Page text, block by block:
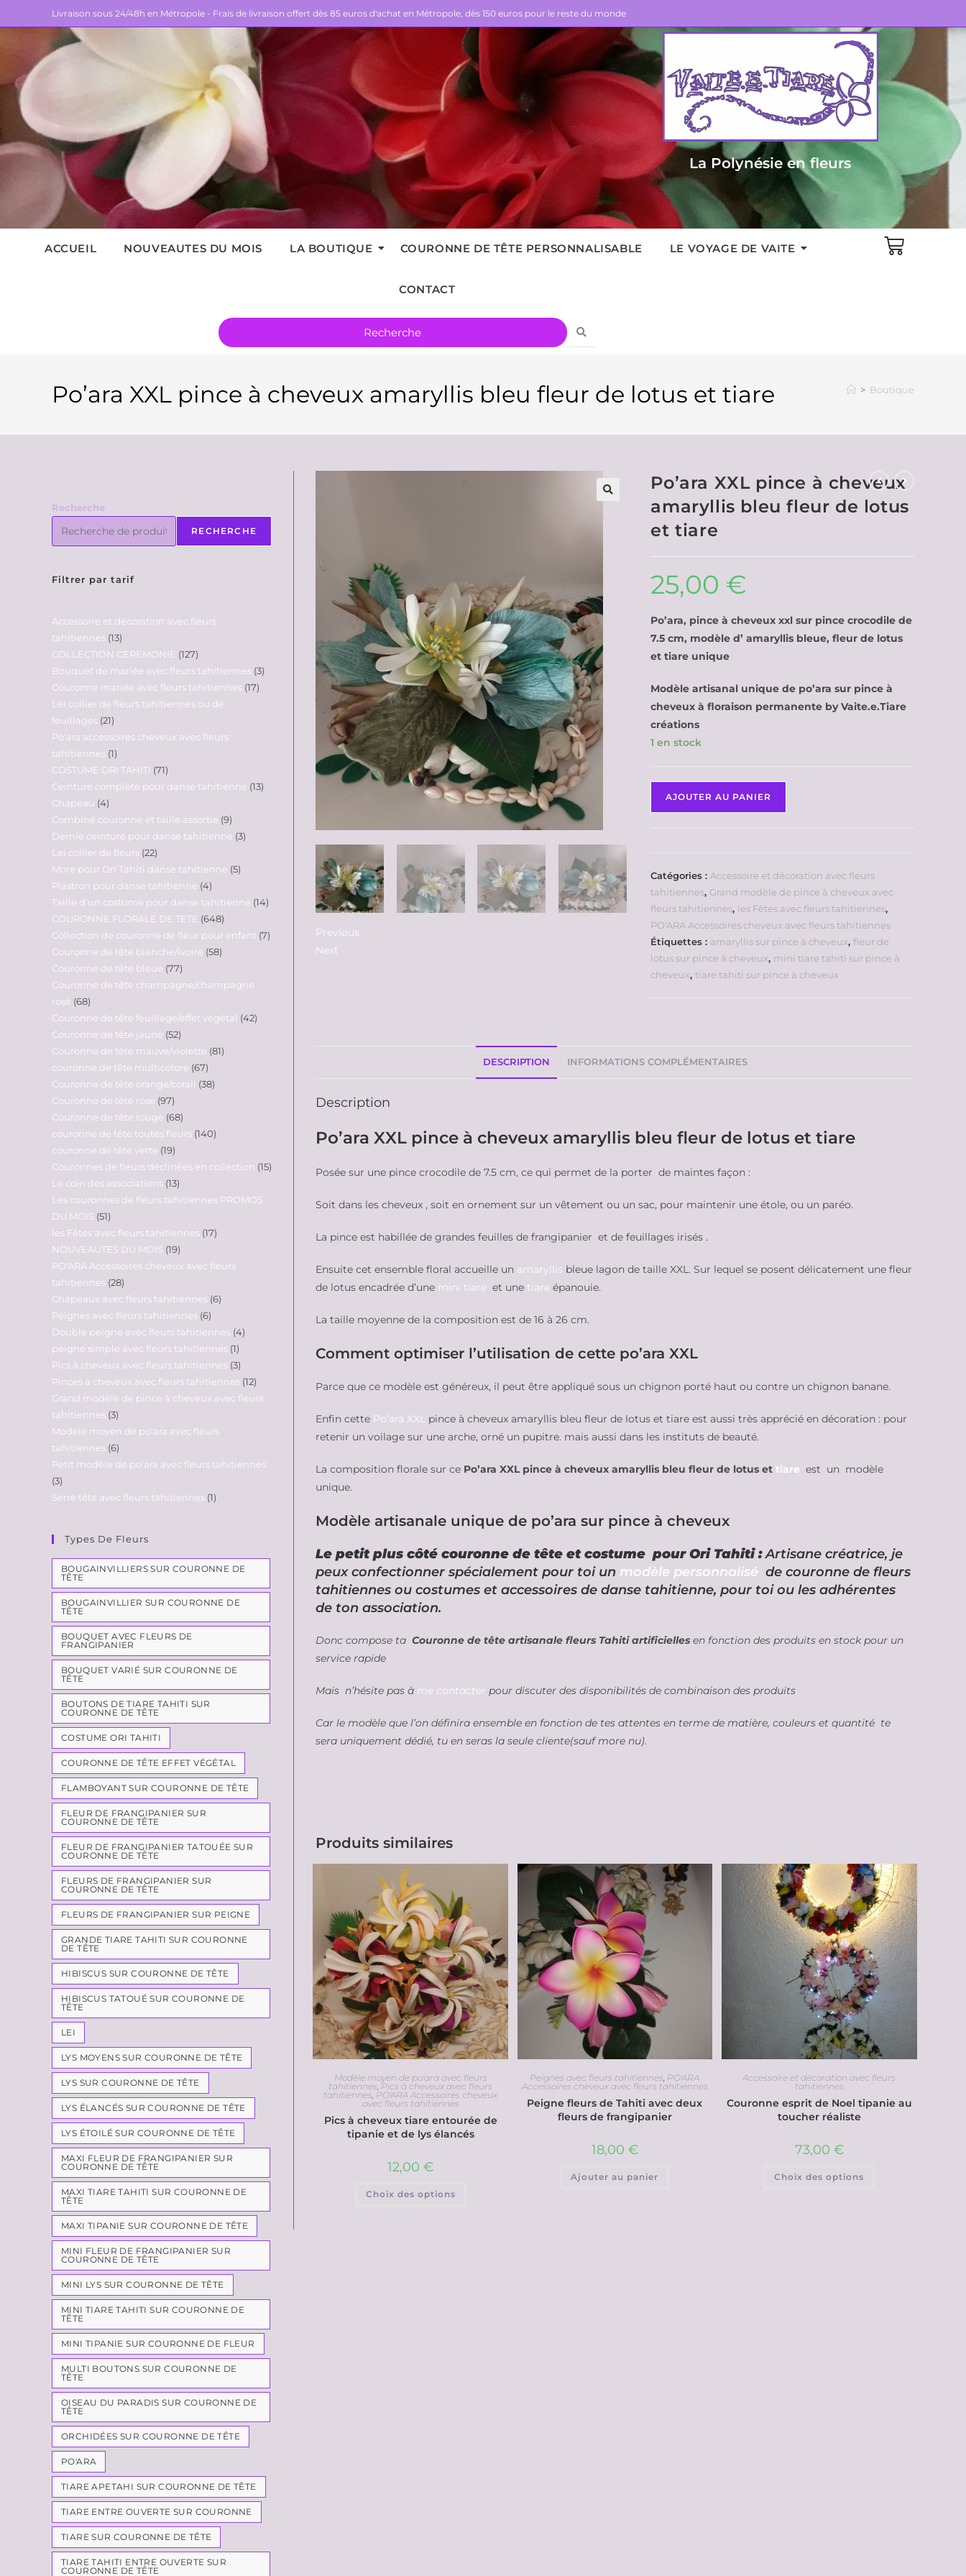
Livraison sous 24/48h en Métropole - Frais de livraison offert dès 85 euros d'achat en Métropole, dès 150 euros pour le reste du monde
La Polynésie en fleurs
ACCUEIL NOUVEAUTES DU MOIS LA BOUTIQUE COURONNE DE TÊTE PERSONNALISABLE LE VOYAGE DE VAITE
CONTACT
Po’ara XXL pince à cheveux amaryllis bleu fleur de lotus et tiare > Boutique
Previous
Next
Po’ara XXL pince à cheveux
amaryllis bleu fleur de lotus
et tiare
25,00 €
Po’ara, pince à cheveux xxl sur pince crocodile de
7.5 cm, modèle d’ amaryllis bleue, fleur de lotus
et tiare unique
Modèle artisanal unique de po’ara sur pince à
cheveux à floraison permanente by Vaite.e.Tiare
créations
1 en stock
AJOUTER AU PANIER
Catégories : Accessoire et décoration avec fleurs
tahitiennes, Grand modèle de pince à cheveux avec
fleurs tahitiennes, les Fêtes avec fleurs tahitiennes,
PO'ARA Accessoires cheveux avec fleurs tahitiennes
Étiquettes : amaryllis sur pince à cheveux,fleur de
lotus sur pince à cheveux, mini tiare tahiti sur pince à
cheveux,tiare tahiti sur pince à cheveux
DESCRIPTION INFORMATIONS COMPLÉMENTAIRES
Description
Po’ara XXL pince à cheveux amaryllis bleu fleur de lotus et tiare
Posée sur une pince crocodile de 7.5 cm, ce qui permet de la porter de maintes façon :
Soit dans les cheveux , soit en ornement sur un vêtement ou un sac, pour maintenir une étole, ou un paréo.
La pince est habillée de grandes feuilles de frangipanier et de feuillages irisés .
Ensuite cet ensemble floral accueille un amaryllis bleue lagon de taille XXL. Sur lequel se posent délicatement une fleur
de lotus encadrée d’une mini tiare et une tiare épanouie.
La taille moyenne de la composition est de 16 à 26 cm.
Comment optimiser l’utilisation de cette po’ara XXL
Parce que ce modèle est généreux, il peut être appliqué sous un chignon porté haut ou contre un chignon banane.
Enfin cette Po’ara XXL pince à cheveux amaryllis bleu fleur de lotus et tiare est aussi très apprécié en décoration : pour
retenir un voilage sur une arche, orné un pupitre. mais aussi dans les instituts de beauté.
La composition florale sur ce Po’ara XXL pince à cheveux amaryllis bleu fleur de lotus et tiare est un modèle
unique.
Modèle artisanale unique de po’ara sur pince à cheveux
Le petit plus côté couronne de tête et costume pour Ori Tahiti :Artisane créatrice, je
peux confectionner spécialement pour toi un modèle personnalisé de couronne de fleurs
tahitiennes ou costumes et accessoires de danse tahitienne, pour toi ou les adhérentes
de ton association.
Donc compose ta Couronne de tête artisanale fleurs Tahiti artificielles en fonction des produits en stock pour un
service rapide
Mais n’hésite pas à me contacter pour discuter des disponibilités de combinaison des produits
Car le modèle que l’on définira ensemble en fonction de tes attentes en terme de matière, couleurs et quantité te
sera uniquement dédié, tu en seras la seule cliente(sauf more nu).
Produits similaires
Modèle moyen de po'ara avec fleurs
tahitiennes Pics à cheveux avec fleurs
tahitiennes PO'ARA Accessoires cheveux
avec fleurs tahitiennes
Pics à cheveux tiare entourée de
tipanie et de lys élancés
12,00€
Choix des options
Peignes avec fleurs tahitiennes PO'ARA
Accessoires cheveux avec fleurs tahitiennes
Peigne fleurs de Tahiti avec deux
fleurs de frangipanier
18,00 €
Ajouter au panier
Accessoire et décoration avec fleurs
tahitiennes
Couronne esprit de Noel tipanie au
toucher réaliste
73,00 €
Choix des options
Recherche
RECHERCHE
Filtrer par tarif
Accessoire et décoration avec fleurs
tahitiennes 13
COLLECTION CEREMONIE 127
Bouquet de mariée avec fleurs tahitiennes 3
Couronne mariée avec fleurs tahitiennes 17
Lei collier de fleurs tahitiennes ou de
feuillages 21
Po'ara accessoires cheveux avec fleurs
tahitiennes 1
COSTUME ORI TAHITI
71
Ceinture complète pour danse tahitienne 13
Chapeau 4
Combiné couronne et taille assortie 9
Demie ceinture pour danse tahitienne 3
Lei collier de fleurs 22
More pour Ori Tahiti danse tahitienne 5
Plastron pour danse tahitienne 4
Taille d'un costume pour danse tahitienne 14
COURONNE FLORALE DE TETE 648
Collection de couronne de fleur pour enfant 7
Couronne de tête blanche/ivoire 58
Couronne de tête bleue 77
Couronne de tête champagne/champagne
rosé 68
Couronne de tête feuillage/effet végétal 42
Couronne de tête jaune 52
Couronne de tête mauve/violette 81
couronne de tête multicolore 67
Couronne de tête orange/corail 38
Couronne de tête rose 97
Couronne de tête rouge 68
couronne de tête toutes fleurs 140
couronne de tête verte 19
Couronnes de fleurs déclinées en collection 15
Le coin des associations 13
Les couronnes de fleurs tahitiennes PROMOS
DU MOIS 51
les Fêtes avec fleurs tahitiennes 17
NOUVEAUTES DU MOIS 19
PO'ARA Accessoires cheveux avec fleurs
tahitiennes 28
Chapeaux avec fleurs tahitiennes 6
Peignes avec fleurs tahitiennes 6
Double peigne avec fleurs tahitiennes 4
peigne simple avec fleurs tahitiennes 1
Pics à cheveux avec fleurs tahitiennes 3
Pinces à cheveux avec fleurs tahitiennes 12
Grand modèle de pince à cheveux avec fleurs
tahitiennes 3
Modèle moyen de po'ara avec fleurs
tahitiennes 6
Petit modèle de po'ara avec fleurs tahitiennes
3
Serre tête avec fleurs tahitiennes 1
Types De Fleurs
BOUGAINVILLIERS SUR COURONNE DE
TÊTE
BOUGAINVILLIER SUR COURONNE DE
TÊTE
BOUQUET AVEC FLEURS DE
FRANGIPANIER
BOUQUET VARIÉ SUR COURONNE DE
TÊTE
BOUTONS DE TIARE TAHITI SUR
COURONNE DE TÊTE
COSTUME ORI TAHITI
COURONNE DE TÊTE EFFET VÉGÉTAL
FLAMBOYANT SUR COURONNE DE TÊTE
FLEUR DE FRANGIPANIER SUR
COURONNE DE TÊTE
FLEUR DE FRANGIPANIER TATOUÉE SUR
COURONNE DE TÊTE
FLEURS DE FRANGIPANIER SUR
COURONNE DE TÊTE
FLEURS DE FRANGIPANIER SUR PEIGNE
GRANDE TIARE TAHITI SUR COURONNE
DE TÊTE
HIBISCUS SUR COURONNE DE TÊTE
HIBISCUS TATOUÉ SUR COURONNE DE
TÊTE
LEI
LYS MOYENS SUR COURONNE DE TÊTE
LYS SUR COURONNE DE TÊTE
LYS ÉLANCÉS SUR COURONNE DE TÊTE
LYS ÉTOILÉ SUR COURONNE DE TÊTE
MAXI FLEUR DE FRANGIPANIER SUR
COURONNE DE TÊTE
MAXI TIARE TAHITI SUR COURONNE DE
TÊTE
MAXI TIPANIE SUR COURONNE DE TÊTE
MINI FLEUR DE FRANGIPANIER SUR
COURONNE DE TÊTE
MINI LYS SUR COURONNE DE TÊTE
MINI TIARE TAHITI SUR COURONNE DE
TÊTE
MINI TIPANIE SUR COURONNE DE FLEUR
MULTI BOUTONS SUR COURONNE DE
TÊTE
OISEAU DU PARADIS SUR COURONNE DE
TÊTE
ORCHIDÉES SUR COURONNE DE TÊTE
PO'ARA
TIARE APETAHI SUR COURONNE DE TÊTE
TIARE ENTRE OUVERTE SUR COURONNE
TIARE SUR COURONNE DE TÊTE
TIARE TAHITI ENTRE OUVERTE SUR
COURONNE DE TÊTE